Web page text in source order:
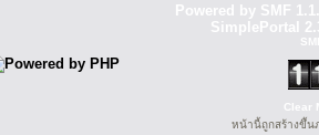
Powered by SMF
SimplePortal
Clear
หน้านี้ถูกสร้างขึ้น